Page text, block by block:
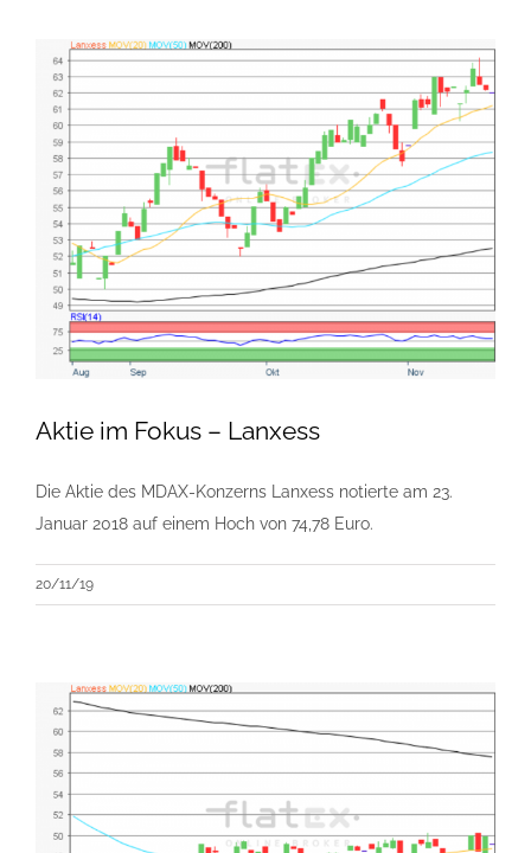
Aktie im Fokus – Lanxess
Die Aktie des MDAX-Konzerns Lanxess notierte am 23.
Januar 2018 auf einem Hoch von 74,78 Euro.
20/11/19